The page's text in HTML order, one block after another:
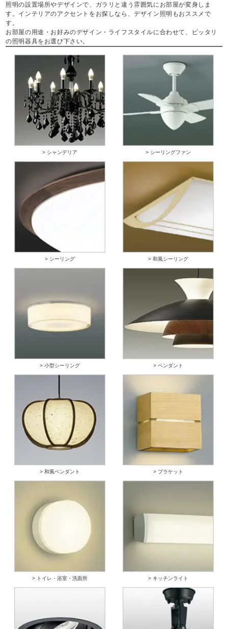
照明の設置場所やデザインで、ガラリと違う雰囲気にお部屋が変身しま
す。インテリアのアクセントをお探しなら、デザイン照明もおススメで
す。
お部屋の用途・お好みのデザイン・ライフスタイルに合わせて、ピッタリ
の照明器具をお選び下さい。
> シャンデリア > シーリングファン
> シーリング > 和風シーリング
> 小型シーリング > ペンダント
> 和風ペンダント > ブラケット
> トイレ・浴室・洗面所 > キッチンライト